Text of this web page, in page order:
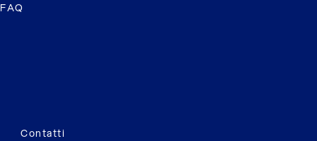
FAQ
Contatti